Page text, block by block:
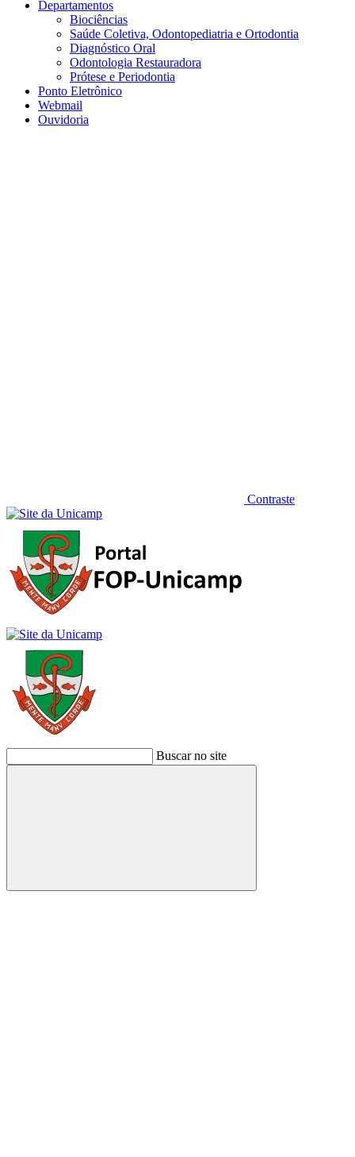
Departamentos
Biociências
Saúde Coletiva, Odontopediatria e Ortodontia
Diagnóstico Oral
Odontologia Restauradora
Prótese e Periodontia
Ponto Eletrônico
Webmail
Ouvidoria
Contraste
Buscar no site
Buscar